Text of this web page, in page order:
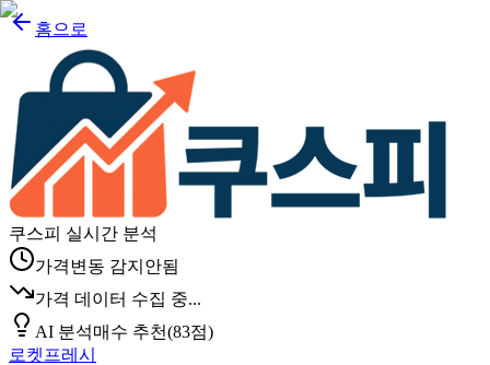
홈으로
쿠스피 실시간 분석
가격변동 감지안됨
가격 데이터 수집 중...
AI 분석매수 추천(83점)
로켓프레시